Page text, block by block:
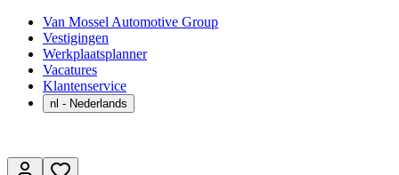
Van Mossel Automotive Group
Vestigingen
Werkplaatsplanner
Vacatures
Klantenservice
nl - Nederlands